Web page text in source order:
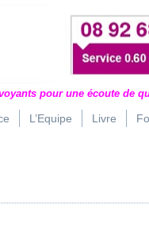
pour une écoute de
L’Equipe Livre